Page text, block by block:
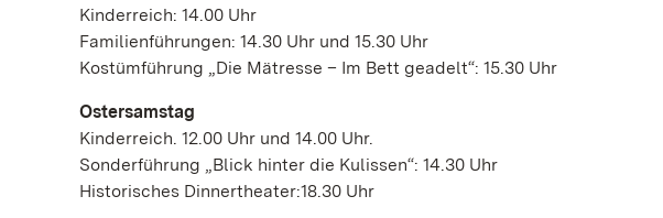
Kinderreich: 14.00 Uhr
Familienführungen: 14.30 Uhr und 15.30 Uhr
Kostümführung „Die Mätresse – Im Bett geadelt“: 15.30 Uhr
Ostersamstag
Kinderreich. 12.00 Uhr und 14.00 Uhr.
Sonderführung „Blick hinter die Kulissen“: 14.30 Uhr
Historisches Dinnertheater:18.30 Uhr